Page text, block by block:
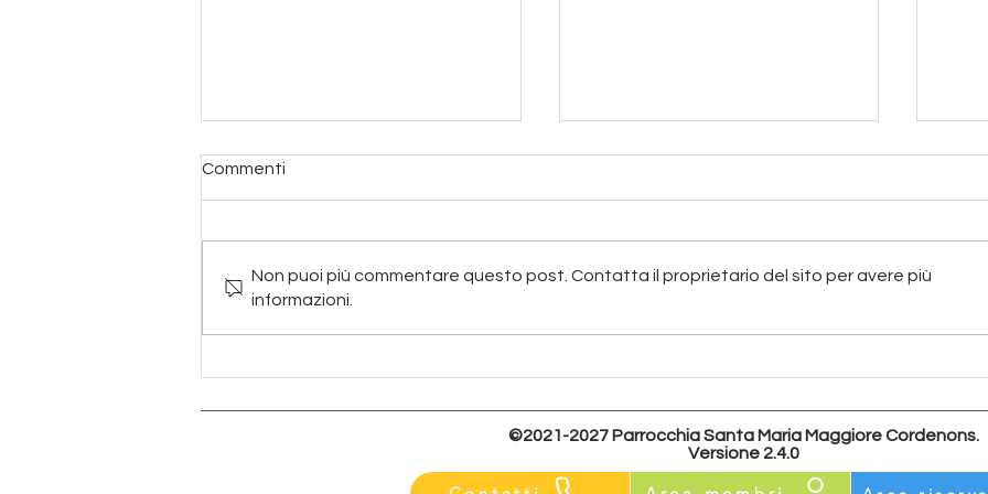
Grest 2026 - Parrocchia
Collaborazione fra Comunità
Circolo Noi San Francesco
Commenti
Non puoi più commentare questo post. Contatta il proprietario del sito per avere più
informazioni.
©2021-2027 Parrocchia Santa Maria Maggiore Cordenons.
Versione 2.4.0